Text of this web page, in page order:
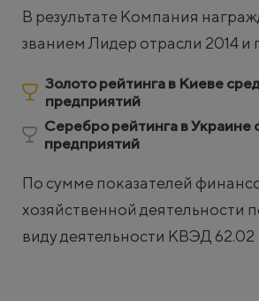
В результате Компания
званием Лидер отрасли 2014 и
Золото рейтинга в Киеве
предприятий
Серебро рейтинга в Украине
предприятий
По сумме показателей
хозяйственной деятельности
виду деятельности КВЭД 62.02